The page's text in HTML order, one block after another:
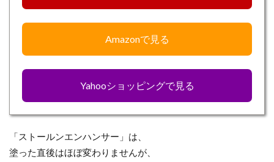
Amazonで見る
Yahooショッピングで見る
「ストールンエンハンサー」は、
塗った直後はほぼ変わりませんが、